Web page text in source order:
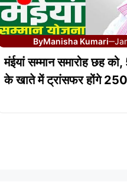
ByManisha Kumari—
मंईयां सम्मान समारोह छह
के खाते में ट्रांसफर होंगे